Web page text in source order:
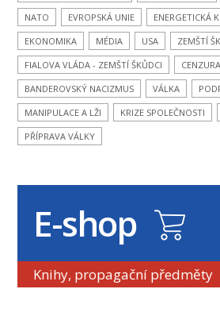
NATO
EVROPSKÁ UNIE ENERGETICKÁ
EKONOMIKA
MÉDIA USA
ZEMŠTÍ
FIALOVA VLÁDA - ZEMŠTÍ ŠKŮDCI
CENZURA
BANDEROVSKÝ NACIZMUS
VÁLKA
MANIPULACE A LŽI
KRIZE SPOLEČNOSTI
PŘÍPRAVA VÁLKY
E-shop
Knihy, propagační předměty